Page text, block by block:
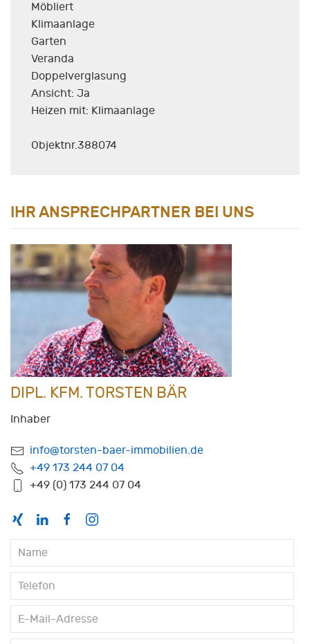
Möbliert
Klimaanlage
Garten
Veranda
Doppelverglasung
Ansicht: Ja
Heizen mit: Klimaanlage
Objektnr.388074
IHR ANSPRECHPARTNER BEI UNS
DIPL. KFM. TORSTEN BÄR
Inhaber
info@torsten-baer-immobilien.de
+49 173 244 07 04
+49 (0) 173 244 07 04